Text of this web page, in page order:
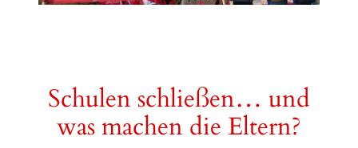
Schulen schließen… und
was machen die Eltern?